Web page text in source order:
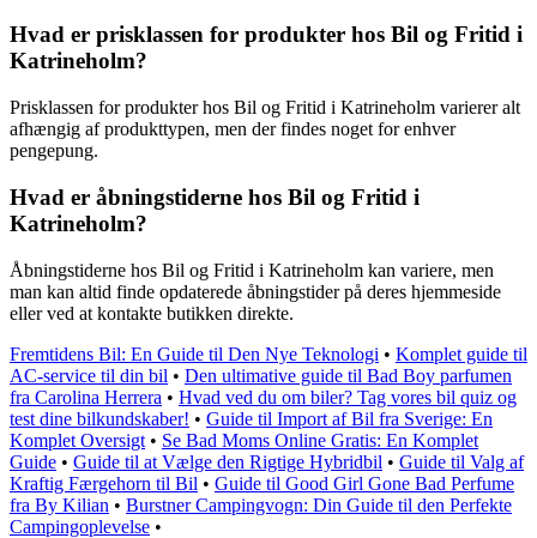
Hvad er prisklassen for produkter hos Bil og Fritid i
Katrineholm?
Prisklassen for produkter hos Bil og Fritid i Katrineholm varierer alt
afhængig af produkttypen, men der findes noget for enhver
pengepung.
Hvad er åbningstiderne hos Bil og Fritid i
Katrineholm?
Åbningstiderne hos Bil og Fritid i Katrineholm kan variere, men
man kan altid finde opdaterede åbningstider på deres hjemmeside
eller ved at kontakte butikken direkte.
Fremtidens Bil: En Guide til Den Nye Teknologi • Komplet guide til
AC-service til din bil • Den ultimative guide til Bad Boy parfumen
fra Carolina Herrera • Hvad ved du om biler? Tag vores bil quiz og
test dine bilkundskaber! • Guide til Import af Bil fra Sverige: En
Komplet Oversigt • Se Bad Moms Online Gratis: En Komplet
Guide • Guide til at Vælge den Rigtige Hybridbil • Guide til Valg af
Kraftig Færgehorn til Bil • Guide til Good Girl Gone Bad Perfume
fra By Kilian • Burstner Campingvogn: Din Guide til den Perfekte
Campingoplevelse •